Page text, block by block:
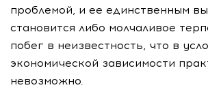
проблемой, и ее единственным
становится либо молчаливое
побег в неизвестность, что в
экономической зависимости
невозможно.